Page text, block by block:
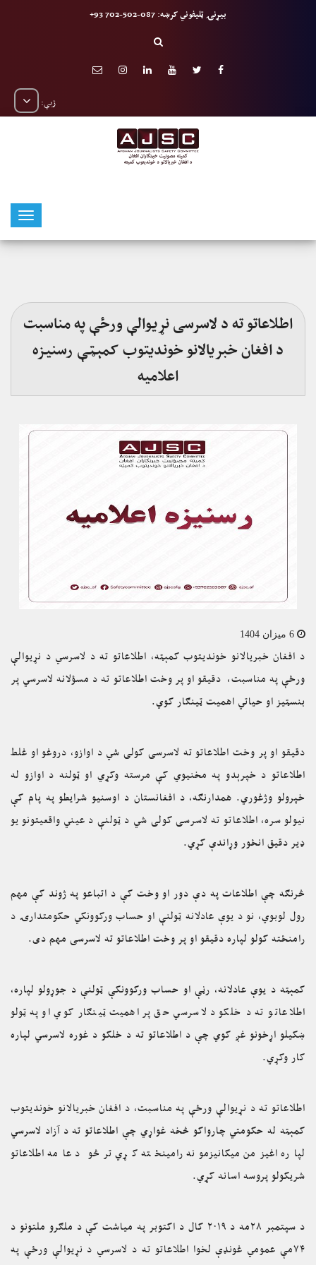
بیړنۍ ټلیفوني کرښه: 087-502-702 93+
ژبې:
اطلاعاتو ته د لاسرسی نړیوالې ورځې په مناسبت
د افغان خبریالانو خوندیتوب کمېټې رسنیزه
اعلامیه
د افغان خبریالانو خوندیتوب کمېټه، اطلاعاتو ته د لاسرسي د نړیوالې
ورځې په مناسبت، دقیقو او پر وخت اطلاعاتو ته د مسؤلانه لاسرسي پر
بنسټیز او حیاتي اهمیت ټینګار کوي.
دقیقو او پر وخت اطلاعاتو ته لاسرسی کولی شي د اوازو، دروغو او غلط
اطلاعاتو د خپرېدو په مخنیوي کې مرسته وکړي او ټولنه د اوازو له
خپرولو وژغوري. همدارنګه، د افغانستان د اوسنیو شرایطو په پام کې
نيولو سره، اطلاعاتو ته لاسرسی کولی شي د ټولنې د عیني واقعیتونو یو
ډیر دقیق انځور وړاندې کړي.
څرنګه چې اطلاعات په دې دور او وخت کې د اتباعو په ژوند کې مهم
رول لوبوي، نو د یوې عادلانه ټولنې او حساب ورکوونکي حکومتدارۍ د
رامنځته کولو لپاره دقیقو او پر وخت اطلاعاتو ته لاسرسی مهم دی.
کمېټه د یوې عادلانه، رڼې او حساب ورکوونکې ټولنې د جوړولو لپاره،
اطلاعاتو ته د خلکو د لاسرسي حق پر اهمیت ټینګار کوي او په ټولو
ښکیلو اړخونو غږ کوي چې د اطلاعاتو ته د خلکو د غوره لاسرسي لپاره
کار وکړي.
اطلاعاتو ته د نړیوالې ورځې په مناسبت، د افغان خبریالانو خوندیتوب
کمېټه له حکومتي چارواکو څخه غواړي چې اطلاعاتو ته د آزاد لاسرسي
لپاره اغیزمن میکانیزمونه رامینځته کړي ترڅو د عامه اطلاعاتو
شریکولو پروسه اسانه کړي.
د سپتمبر ۲۸مه د ۲۰۱۹ کال د اکتوبر په میاشت کې د ملګرو ملتونو د
۷۴مې عمومي غونډې لخوا اطلاعاتو ته د لاسرسي د نړیوالې ورځې په